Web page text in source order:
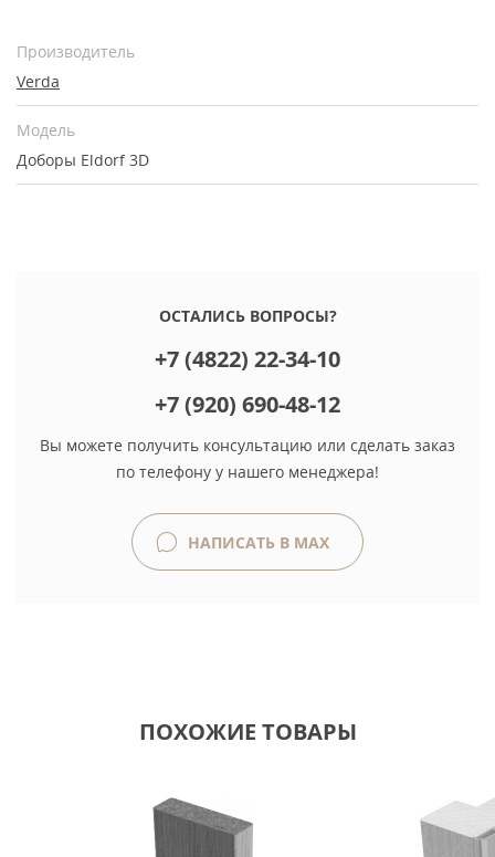
Производитель
Verda
Модель
Доборы Eldorf 3D
ОСТАЛИСЬ ВОПРОСЫ?
+7 (4822) 22-34-10
+7 (920) 690-48-12
Вы можете получить консультацию или сделать заказ
по телефону у нашего менеджера!
НАПИСАТЬ В MAX
ПОХОЖИЕ ТОВАРЫ